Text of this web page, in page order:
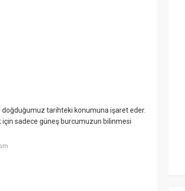
doğduğumuz tarihteki konumuna işaret eder.
için sadece güneş burcumuzun bilinmesi